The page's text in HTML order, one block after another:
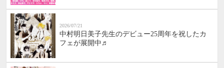
2026/07/21
中村明日美子先生のデビュー25周年を祝したカ
フェが展開中♬